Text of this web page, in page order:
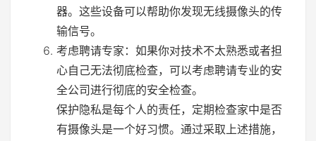
器。这些设备可以帮助你发现无线摄像头的传
输信号。
考虑聘请专家：如果你对技术不太熟悉或者担
心自己无法彻底检查，可以考虑聘请专业的安
全公司进行彻底的安全检查。
保护隐私是每个人的责任，定期检查家中是否
有摄像头是一个好习惯。通过采取上述措施，